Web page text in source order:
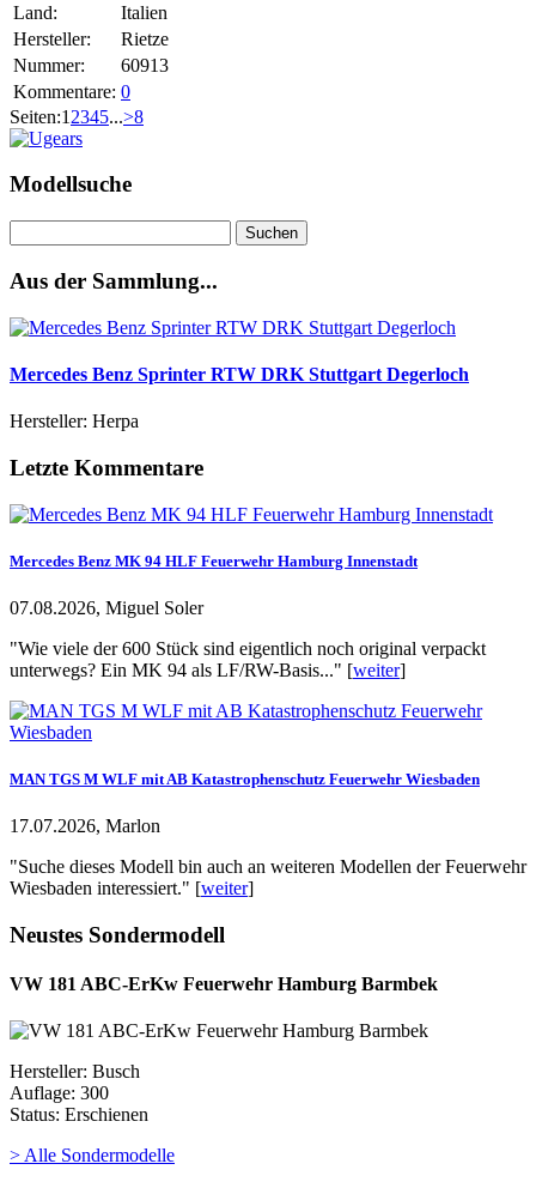
Land:
Italien
Hersteller:
Rietze
Nummer:
60913
Kommentare: 0
Seiten:1 2345...>8
Modellsuche
nach:
Aus der Sammlung...
Mercedes Benz Sprinter RTW DRK Stuttgart Degerloch
Hersteller: Herpa
Letzte Kommentare
Mercedes Benz MK 94 HLF Feuerwehr Hamburg Innenstadt
07.08.2026, Miguel Soler
"Wie viele der 600 Stück sind eigentlich noch original verpackt
unterwegs? Ein MK 94 als LF/RW-Basis..." [weiter]
MAN TGS M WLF mit AB Katastrophenschutz Feuerwehr Wiesbaden
17.07.2026, Marlon
"Suche dieses Modell bin auch an weiteren Modellen der Feuerwehr
Wiesbaden interessiert." [weiter]
Neustes Sondermodell
VW 181 ABC-ErKw Feuerwehr Hamburg Barmbek
Hersteller: Busch
Auflage: 300
Status: Erschienen
> Alle Sondermodelle